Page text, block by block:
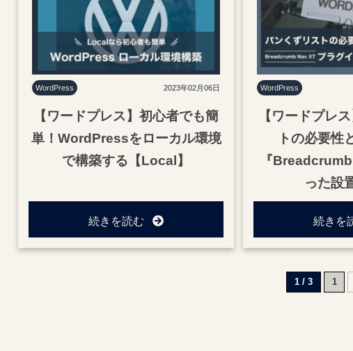
WordPress 2023年02月06日
【ワードプレス】初心者でも簡
単！WordPressをローカル環境
で構築する【Local】
続きを読む
WordPress
【ワードプレ
トの必要性
『
った設
続きを
1 / 3 1